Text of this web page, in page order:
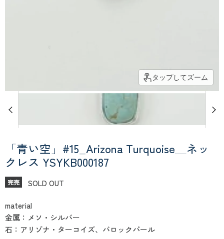
タップしてズーム
「青い空」#15_Arizona Turquoise＿ネッ
クレス YSYKB000187
完売 SOLD OUT
material
金属：メソ・シルバー
石：アリゾナ・ターコイズ、バロックパール